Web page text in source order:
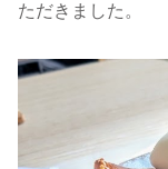
ただきました。